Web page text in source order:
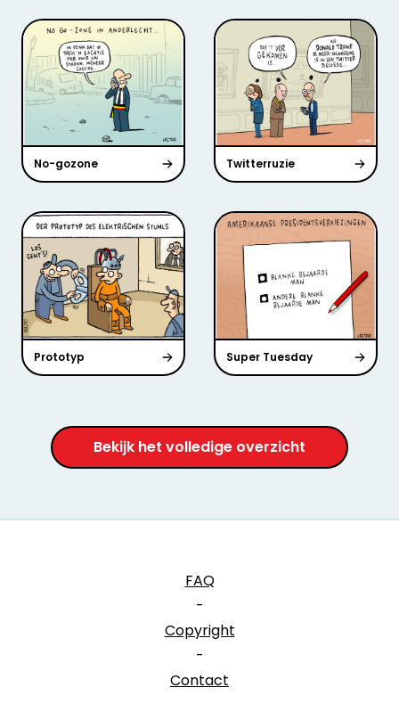
No-gozone Twitterruzie
Prototyp Super Tuesday
Bekijk het volledige overzicht
FAQ
-
Copyright
-
Contact